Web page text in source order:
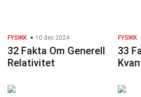
FYSIKK 10 des 2024
32 Fakta Om Generell
Relativitet
FYSIKK
33